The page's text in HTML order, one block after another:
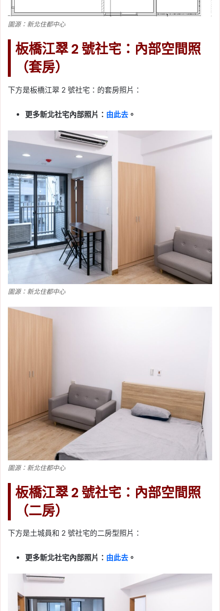
圖源：新北住都中心
板橋江翠 2 號社宅：內部空間照
（套房）
下方是板橋江翠 2 號社宅：的套房照片：
更多新北社宅內部照片： 由此去 。
圖源：新北住都中心
圖源：新北住都中心
板橋江翠 2 號社宅：內部空間照
（二房）
下方是土城員和 2 號社宅的二房型照片：
更多新北社宅內部照片： 由此去 。